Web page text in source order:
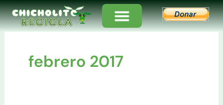
Ir
al
contenido
febrero 2017